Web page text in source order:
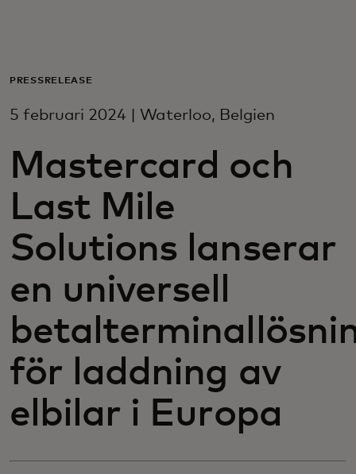
För företag
För innovatörer
Nyheter och trender
PRESSRELEASE
5 februari 2024 | Waterloo, Belgien
Mastercard och
Last Mile
Solutions lanserar
en universell
för laddning av
elbilar i Europa